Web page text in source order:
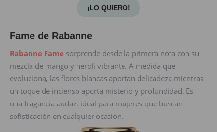
¡LO QUIERO!
Fame de Rabanne
Rabanne Fame sorprende desde la primera nota con su
mezcla de mango y neroli vibrante. A medida que
evoluciona, las flores blancas aportan delicadeza mientras
un toque de incienso aporta misterio y profundidad. Es
una fragancia audaz, ideal para mujeres que buscan
sofisticación en cualquier ocasión.